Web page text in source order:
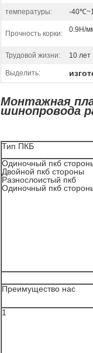
температуры: -
Прочность корки: 0.9Н/
Трудовой жизни: 10 лет
Выделить:
Монтажная
шинопровода
Тип ПКБ
Одиночный пкб
Двойной пкб стороны
Разнослоистый пкб
Одиночный пкб
Преимущество нас
1